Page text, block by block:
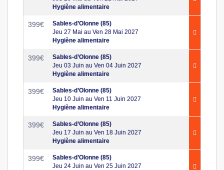
Hygiène alimentaire
399€
Sables-d’Olonne (85)
Jeu 27 Mai au Ven 28 Mai 2027
Hygiène alimentaire
399€
Sables-d’Olonne (85)
Jeu 03 Juin au Ven 04 Juin 2027
Hygiène alimentaire
399€
Sables-d’Olonne (85)
Jeu 10 Juin au Ven 11 Juin 2027
Hygiène alimentaire
399€
Sables-d’Olonne (85)
Jeu 17 Juin au Ven 18 Juin 2027
Hygiène alimentaire
399€
Sables-d’Olonne (85)
Jeu 24 Juin au Ven 25 Juin 2027